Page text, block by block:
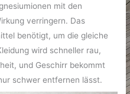
mit den
verringern. Das
benötigt, um die gleiche
wird schneller rau,
und Geschirr bekommt
schwer entfernen lässt.